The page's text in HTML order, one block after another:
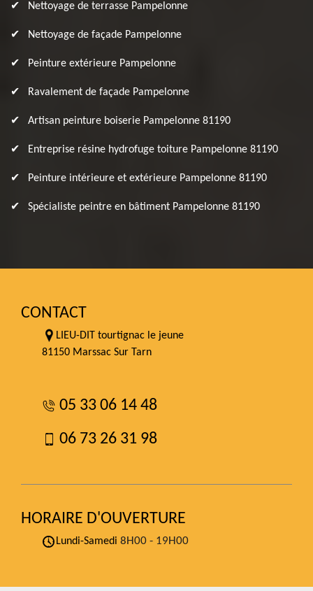
Nettoyage de terrasse Pampelonne
Nettoyage de façade Pampelonne
Peinture extérieure Pampelonne
Ravalement de façade Pampelonne
Artisan peinture boiserie Pampelonne 81190
Entreprise résine hydrofuge toiture Pampelonne 81190
Peinture intérieure et extérieure Pampelonne 81190
Spécialiste peintre en bâtiment Pampelonne 81190
CONTACT
LIEU-DIT tourtignac le jeune
81150 Marssac Sur Tarn
05 33 06 14 48
06 73 26 31 98
HORAIRE D'OUVERTURE
Lundi-Samedi 8H00 - 19H00